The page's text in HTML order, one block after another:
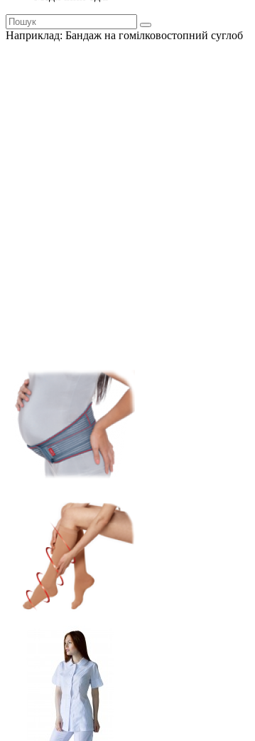
Наприклад: Бандаж на гомілковостопний суглоб